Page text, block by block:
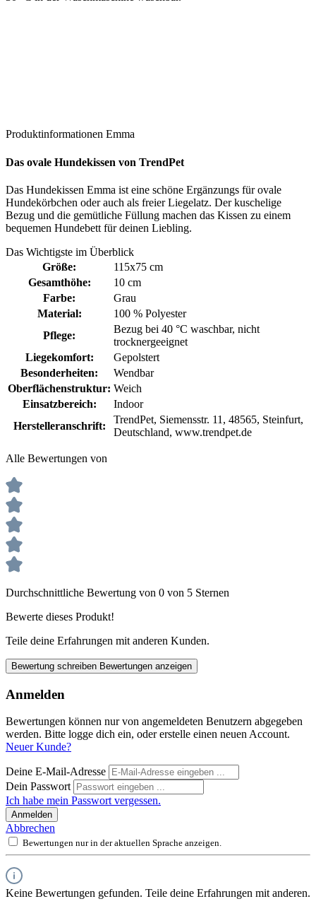
Produktinformationen Emma
Das ovale Hundekissen von TrendPet
Das Hundekissen Emma ist eine schöne Ergänzungs für ovale
Hundekörbchen oder auch als freier Liegelatz. Der kuschelige
Bezug und die gemütliche Füllung machen das Kissen zu einem
bequemen Hundebett für deinen Liebling.
Das Wichtigste im Überblick
Größe:
115x75 cm
Gesamthöhe:
10 cm
Farbe:
Grau
Material:
100 % Polyester
Pflege:
Bezug bei 40 °C waschbar, nicht
trocknergeeignet
Liegekomfort:
Gepolstert
Besonderheiten:
Wendbar
Oberflächenstruktur: Weich
Einsatzbereich:
Indoor
Herstelleranschrift:
TrendPet, Siemensstr. 11, 48565, Steinfurt,
Deutschland, www.trendpet.de
Alle Bewertungen von
Durchschnittliche Bewertung von 0 von 5 Sternen
Bewerte dieses Produkt!
Teile deine Erfahrungen mit anderen Kunden.
Bewertung schreiben Bewertungen anzeigen
Anmelden
Bewertungen können nur von angemeldeten Benutzern abgegeben
werden. Bitte logge dich ein, oder erstelle einen neuen Account.
Neuer Kunde?
Deine E-Mail-Adresse
Dein Passwort
Ich habe mein Passwort vergessen.
Anmelden
Abbrechen
Bewertungen nur in der aktuellen Sprache anzeigen.
Keine Bewertungen gefunden. Teile deine Erfahrungen mit anderen.